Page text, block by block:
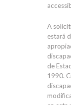
A
estará
de
1990.